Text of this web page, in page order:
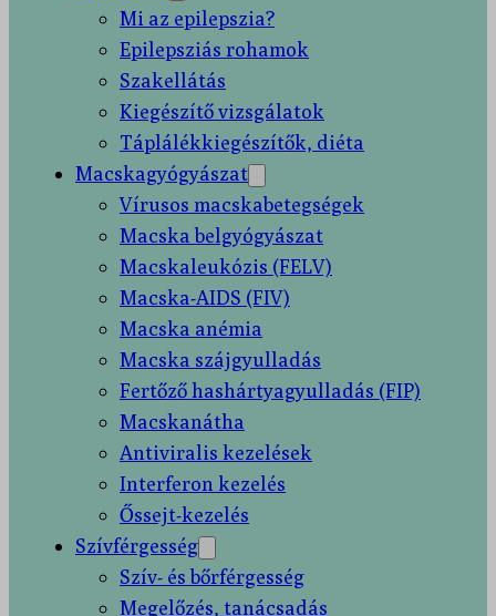
Mi az epilepszia?
Epilepsziás rohamok
Szakellátás
Kiegészítő vizsgálatok
Táplálékkiegészítők, diéta
Macskagyógyászat
Vírusos macskabetegségek
Macska belgyógyászat
Macskaleukózis (FELV)
Macska-AIDS (FIV)
Macska anémia
Macska szájgyulladás
Fertőző hashártyagyulladás (FIP)
Macskanátha
Antiviralis kezelések
Interferon kezelés
Őssejt-kezelés
Szívférgesség
Szív- és bőrférgesség
Megelőzés, tanácsadás